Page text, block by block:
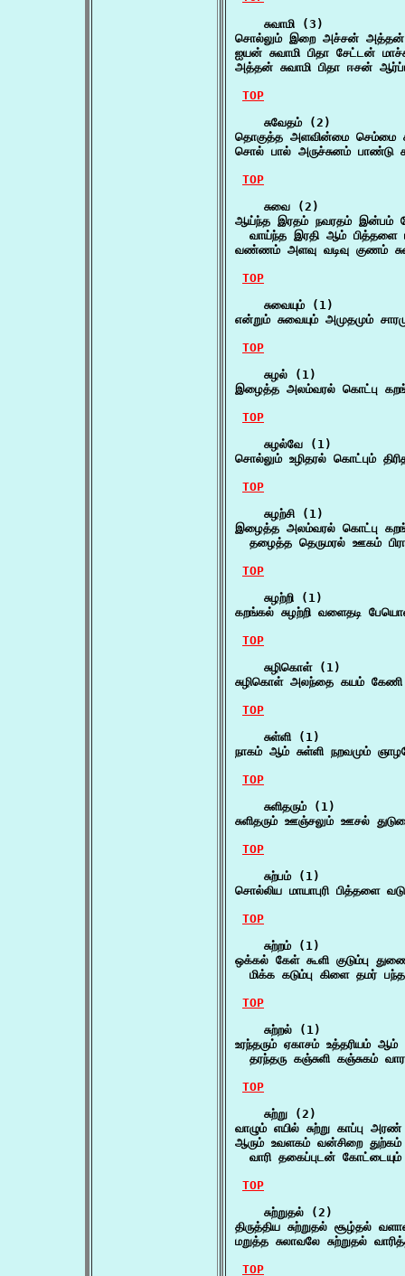
    சுவாமி (3)
சொல்லும் இறை அச்சன் அத்தன்
ஐயன் சுவாமி பிதா சேட்டன்
அத்தன் சுவாமி பிதா ஈசன்
TOP
    சுவேதம் (2)
தொகுத்த அளவின்மை செம்மை
சொல் பால் அருச்சுனம்
TOP
    சுவை (2)
ஆய்ந்த இரதம் நவரதம் இன்பம்
வாய்ந்த இரதி ஆம்
வண்ணம் அளவு வடிவு குணம்
TOP
    சுவையும் (1)
என்றும் சுவையும் அமுதமும்
TOP
    சுழல் (1)
இழைத்த அலம்வரல் கொட்பு
TOP
    சுழல்வே (1)
சொல்லும் உழிதரல் கொட்பும்
TOP
    சுழற்சி (1)
இழைத்த அலம்வரல் கொட்பு
தழைத்த தெருமரல் ஊகம்
TOP
    சுழற்றி (1)
கறங்கல் சுழற்றி வளைதடி
TOP
    சுழிகொள் (1)
சுழிகொள் அலந்தை கயம்
TOP
    சுள்ளி (1)
நாகம் ஆம் சுள்ளி நறவமும்
TOP
    சுளிதரும் (1)
சுளிதரும் ஊஞ்சலும் ஊசல்
TOP
    சுற்பம் (1)
சொல்லிய மாயாபுரி பித்தளை
TOP
    சுற்றம் (1)
ஒக்கல் கேள் கூளி குடும்பு துணை
மிக்க கடும்பு கிளை தமர்
TOP
    சுற்றல் (1)
உரந்தரும் ஏகாசம் உத்தரியம் ஆம்
தரந்தரு கஞ்சுளி கஞ்சுகம்
TOP
    சுற்று (2)
வாழும் எயில் சுற்று காப்பு
ஆரும் உவளகம் வன்சிறை துற்கம்
வாரி தகைப்புடன் கோட்டையும்
TOP
    சுற்றுதல் (2)
திருத்திய சுற்றுதல் சூழ்தல்
மறுத்த சுலாவலே சுற்றுதல்
TOP